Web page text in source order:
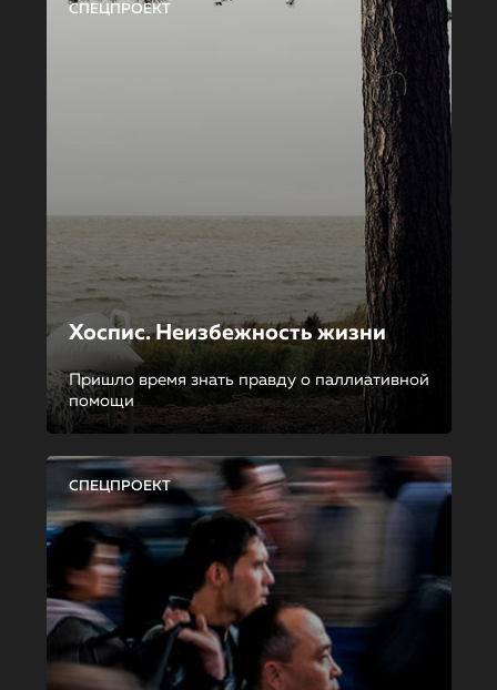
СПЕЦПРОЕКТ
Хоспис. Неизбежность жизни
Пришло время знать правду о паллиативной
помощи
СПЕЦПРОЕКТ